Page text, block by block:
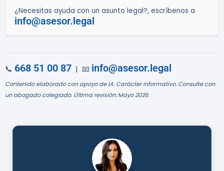
¿Necesitas ayuda con un asunto legal?, escríbenos a
info@asesor.legal
📞 668 51 00 87 | 📧 info@asesor.legal
Contenido elaborado con apoyo de IA. Carácter informativo. Consulte con
un abogado colegiado. Última revisión: Mayo 2026.